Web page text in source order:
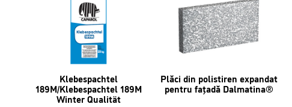
Klebespachtel
189M/Klebespachtel 189M
Winter Qualität
Plăci din polistiren expandat
pentru fațadă Dalmatina®